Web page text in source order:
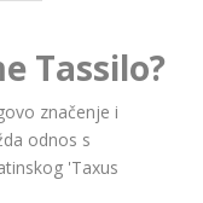
Tassilo?
značenje i
odnos s
'Taxus